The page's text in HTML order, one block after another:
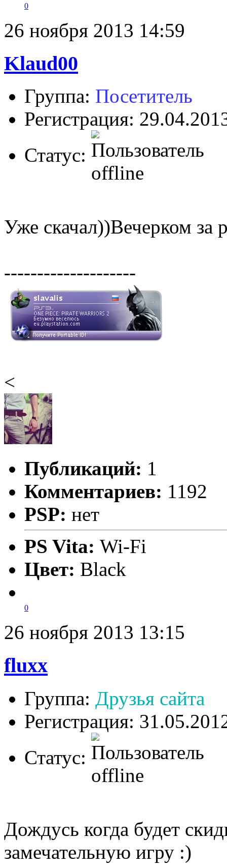
0
26 ноября 2013 14:59
Klaud00
Группа: Посетитель
Регистрация:
Статус:
Уже скачал))Вечерком за
--------------------
<
Публикаций: 1
Комментариев: 1192
PSP: нет
PS Vita: Wi-Fi
Цвет: Black
0
26 ноября 2013 13:15
fluxx
Группа: Друзья сайта
Регистрация:
Статус:
Дождусь когда будет
замечательную игру :)